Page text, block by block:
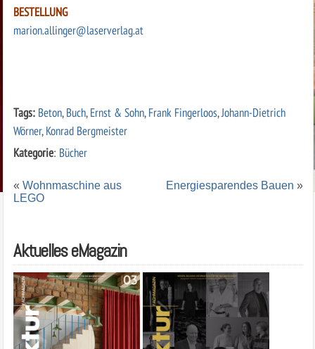
BESTELLUNG
marion.allinger@laserverlag.at
Tags: Beton,Buch,Ernst & Sohn,Frank Fingerloos,Johann-Dietrich
Wörner,Konrad Bergmeister
Kategorie: Bücher
« Wohnmaschine aus
LEGO
Energiesparendes Bauen »
Aktuelles eMagazin